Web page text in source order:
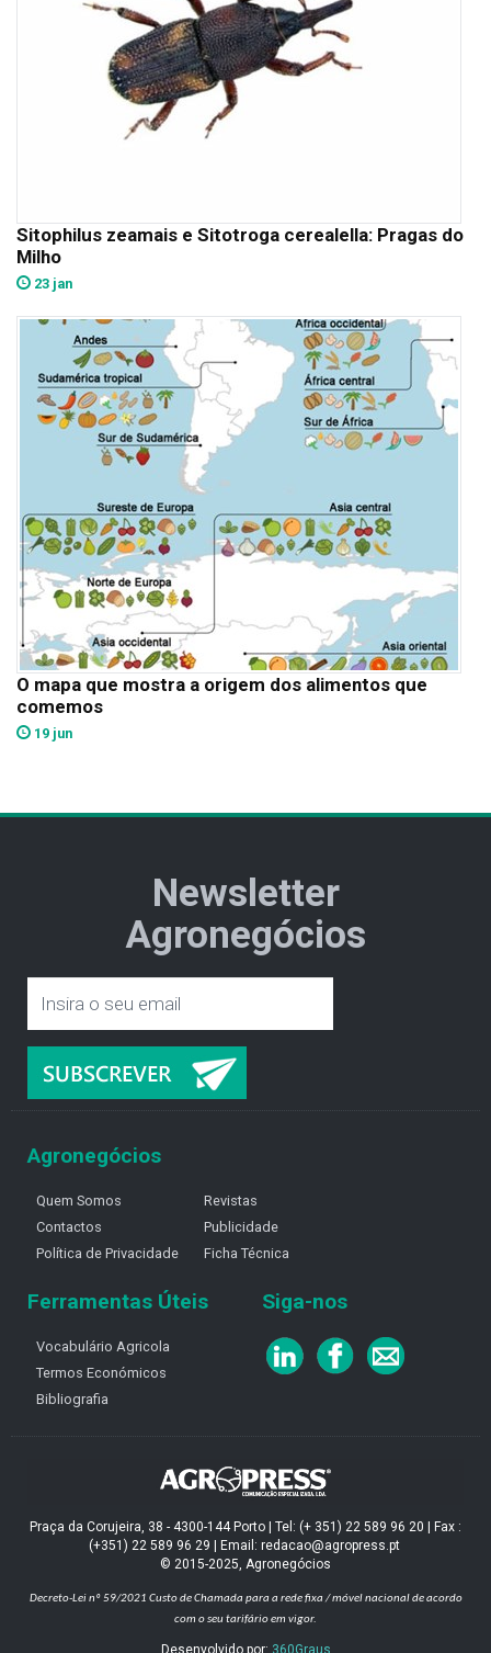
Sitophilus zeamais e Sitotroga cerealella: Pragas do
Milho
23 jan
O mapa que mostra a origem dos alimentos que
comemos
19 jun
Newsletter
Agronegócios
Agronegócios
Quem Somos
Contactos
Política de Privacidade
Revistas
Publicidade
Ficha Técnica
Ferramentas Úteis
Vocabulário Agricola
Termos Económicos
Bibliografia
Siga-nos
Praça da Corujeira, 38 - 4300-144 Porto | Tel: (+ 351) 22 589 96 20 | Fax :
(+351) 22 589 96 29 | Email: redacao@agropress.pt
© 2015-2025, Agronegócios
Decreto-Lei nº 59/2021 Custo de Chamada para a rede fixa / móvel nacional de acordo
com o seu tarifário em vigor.
Desenvolvido por: 360Graus